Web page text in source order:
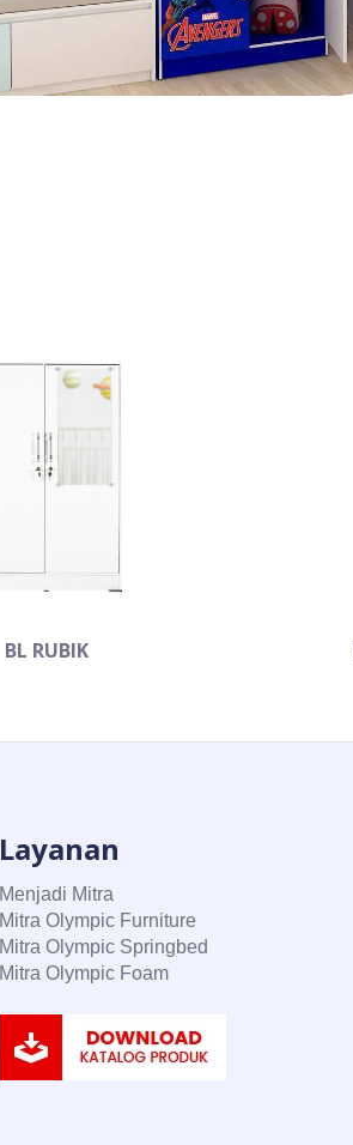
BL RUBIK
Layanan
Menjadi Mitra
Mitra Olympic Furniture
Mitra Olympic Springbed
Mitra Olympic Foam